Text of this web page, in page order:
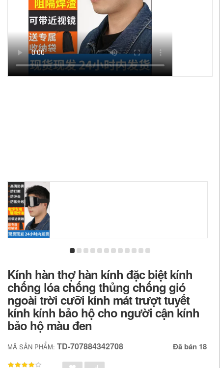
Kính hàn thợ hàn kính đặc biệt kính
chống lóa chống thủng chống gió
ngoài trời cưỡi kính mát trượt tuyết
kính kính bảo hộ cho người cận kính
bảo hộ màu đen
MÃ SẢN PHẨM: TD-707884342708 Đã bán 18